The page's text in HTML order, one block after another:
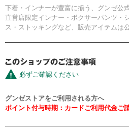
下着・インナーが豊富に揃う、グンゼ公
直営店限定インナー・ボクサーパンツ・
ス・ストッキングなど、販売アイテムは
必ずご確認ください
グンゼストアをご利用される方へ
ポイント付与時期：カードご利用代金ご